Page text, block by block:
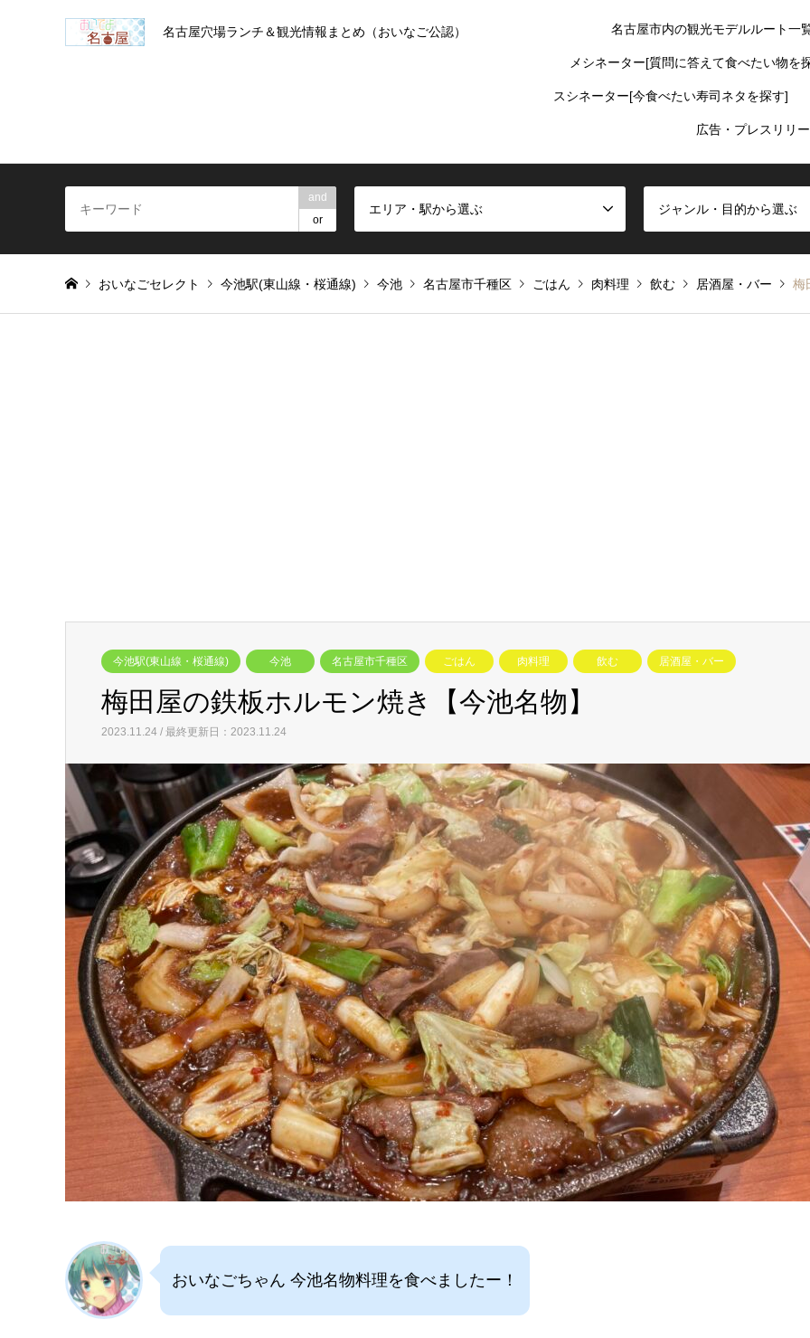
名古屋穴場ランチ＆観光情報まとめ（おいなご公認） 名古屋市内の観光モデルルート一
メシネーター[質問に答えて食べたい物を
スシネーター[今食べたい寿司ネタを探す]
広告・プレスリリ
and
or
エリア・駅から選ぶ ジャンル・目的から選ぶ
おいなごセレクト 今池駅(東山線・桜通線) 今池 名古屋市千種区 ごはん 肉料理 飲む 居酒屋・バー 梅
今池駅(東山線・桜通線) 今池 名古屋市千種区 ごはん 肉料理 飲む 居酒屋・バー
梅田屋の鉄板ホルモン焼き【今池名物】
2023.11.24 / 最終更新日：2023.11.24
おいなごちゃん 今池名物料理を食べましたー！